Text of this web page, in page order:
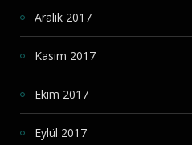
Aralık 2017
Kasım 2017
Ekim 2017
Eylül 2017